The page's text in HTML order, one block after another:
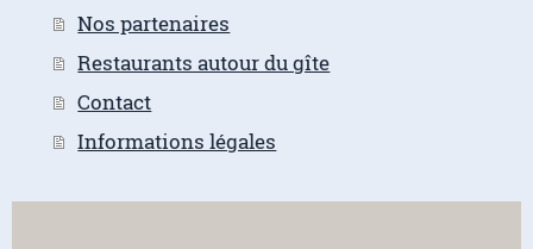
Nos partenaires
Restaurants autour du gîte
Contact
Informations légales